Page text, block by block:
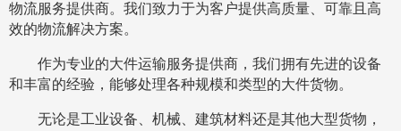
物流服务提供商。我们致力于为客户提供高质量、可靠且高
效的物流解决方案。
作为专业的大件运输服务提供商，我们拥有先进的设备
和丰富的经验，能够处理各种规模和类型的大件货物。
无论是工业设备、机械、建筑材料还是其他大型货物，